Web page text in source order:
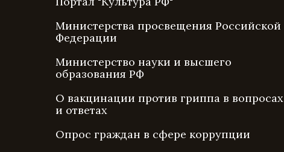
Министерства просвещения Российской
Федерации
Министерство науки и высшего
образования РФ
О вакцинации против гриппа в вопросах
и ответах
Опрос граждан в сфере коррупции